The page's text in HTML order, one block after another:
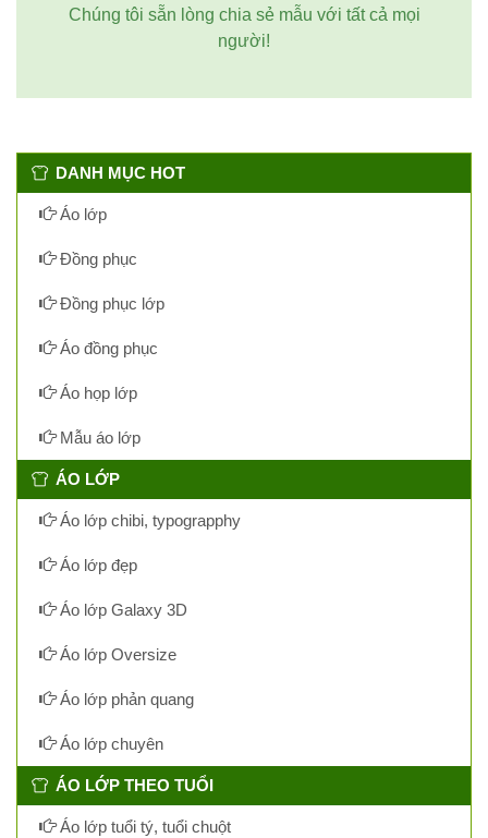
Chúng tôi sẵn lòng chia sẻ mẫu với tất cả mọi
người!
DANH MỤC HOT
Áo lớp
Đồng phục
Đồng phục lớp
Áo đồng phục
Áo họp lớp
Mẫu áo lớp
ÁO LỚP
Áo lớp chibi, typograpphy
Áo lớp đẹp
Áo lớp Galaxy 3D
Áo lớp Oversize
Áo lớp phản quang
Áo lớp chuyên
ÁO LỚP THEO TUỔI
Áo lớp tuổi tý, tuổi chuột